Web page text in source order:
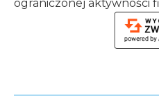
ograniczonej aktywności